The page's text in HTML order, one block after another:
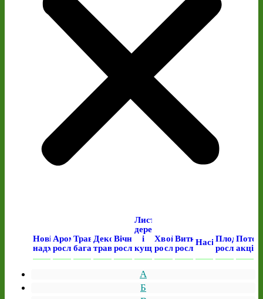
Нові
надходження
Ароматичні
рослини
Трав’янисті
багаторічні
Декоративні
трави
Вічнозелені
рослини
Листяні
дерева
і
кущі
Хвойні
рослини
Виткі
рослини
НасінняПлодові
рослини
акція
А
Б